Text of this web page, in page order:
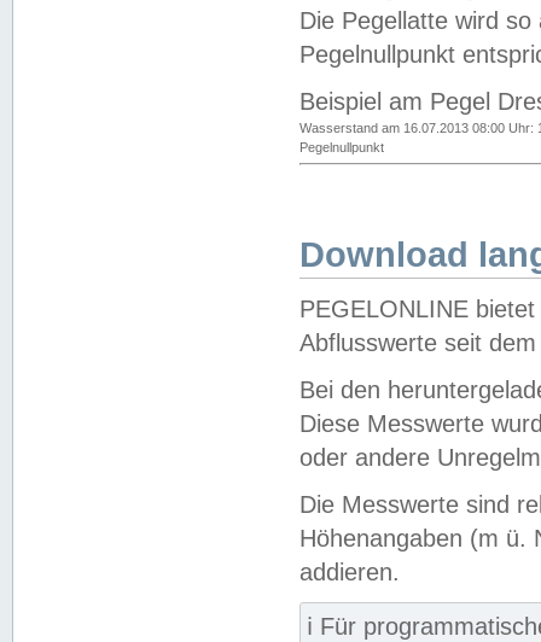
Die Pegellatte wird
Pegelnullpunkt
Beispiel am Pegel
Wasserstand am 16.07.2013 08:00 Uhr:
Pegelnullpunkt
Download
PEGELONLINE
Abflusswerte seit
Bei den
Diese Messwerte
oder andere
Die Messwerte sind
Höhenangaben (m ü.
addieren.
ℹ️ Für